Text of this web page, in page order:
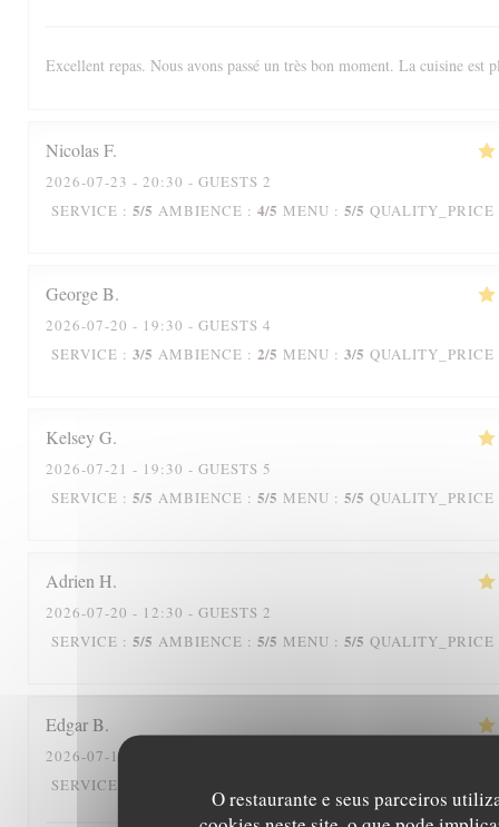
O restaurante e seus parceiros
Excellent repas. Nous avons passé un très bon moment. La cuisine est
NicolasF
2026-07-23 - 20:30 - GUESTS 2
SERVICE : 5/5 AMBIENCE : 4/5 MENU : 5/5 QUALITY_PRICE
GeorgeB
2026-07-20 - 19:30 - GUESTS 4
SERVICE : 3/5 AMBIENCE : 2/5 MENU : 3/5 QUALITY_PRICE
KelseyG
2026-07-21 - 19:30 - GUESTS 5
SERVICE : 5/5 AMBIENCE : 5/5 MENU : 5/5 QUALITY_PRICE
Adrien H
2026-07-20 - 12:30 - GUESTS 2
SERVICE : 5/5 AMBIENCE : 5/5 MENU : 5/5 QUALITY_PRICE
EdgarB
2026-07-15
SERVICE